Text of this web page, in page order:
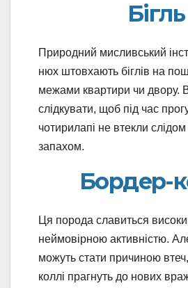
Бігль
Природний мисливський
нюх штовхають біглів на
межами квартири чи двору.
слідкувати, щоб під час
чотирилапі не втекли
запахом.
Бордер-
Ця порода славиться
неймовірною активністю.
можуть стати причиною
коллі прагнуть до нових